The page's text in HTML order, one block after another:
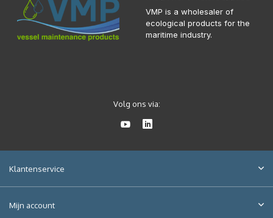
VMP is a wholesaler of
ecological products for the
maritime industry.
Volg ons via:
Klantenservice
Mijn account